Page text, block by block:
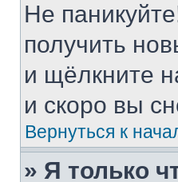
Не
получить
и щёлкните
и скоро вы
Вернуться к
» Я только